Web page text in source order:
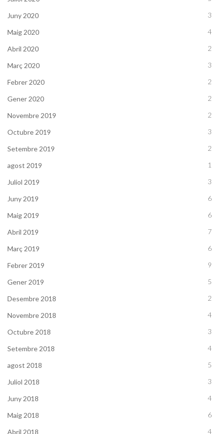
Juny 2020 3
Maig 2020 4
Abril 2020 2
Març 2020 3
Febrer 2020 2
Gener 2020 2
Novembre 2019 2
Octubre 2019 3
Setembre 2019 2
agost 2019 1
Juliol 2019 3
Juny 2019 6
Maig 2019 6
Abril 2019 7
Març 2019 6
Febrer 2019 9
Gener 2019 5
Desembre 2018 2
Novembre 2018 4
Octubre 2018 3
Setembre 2018 4
agost 2018 5
Juliol 2018 3
Juny 2018 4
Maig 2018 6
Abril 2018 4